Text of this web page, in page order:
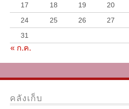
17
18 19 20
24
25 26 27
31
« ก.ค.
คลังเก็บ